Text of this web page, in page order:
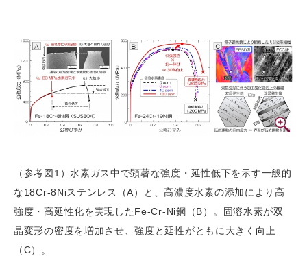
（参考図1）水素ガス中で顕著な強度・延性低下を示す一般的
な18Cr-8Niステンレス（A）と、高濃度水素の添加により高
強度・高延性化を実現したFe-Cr-Ni鋼（B）。固溶水素が双
晶変形の密度を増加させ、強度と延性がともに大きく向上
（C）。